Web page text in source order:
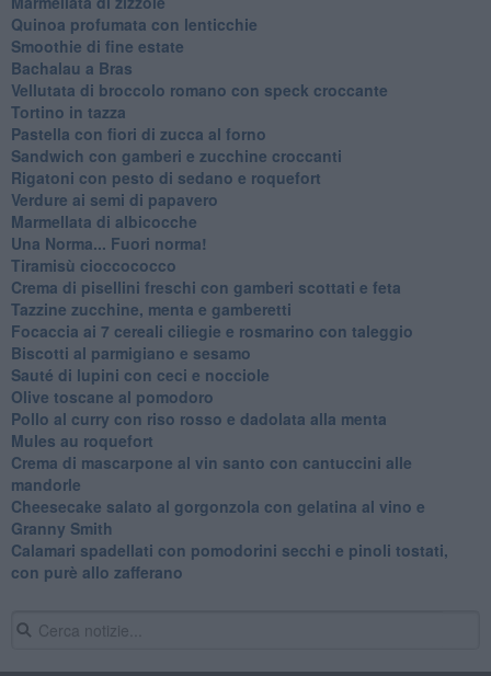
Quinoa profumata con lenticchie
Smoothie di fine estate
Bachalau a Bras
Vellutata di broccolo romano con speck croccante
Tortino in tazza
Pastella con fiori di zucca al forno
Sandwich con gamberi e zucchine croccanti
Rigatoni con pesto di sedano e roquefort
Verdure ai semi di papavero
Marmellata di albicocche
Una Norma... Fuori norma!
Tiramisù cioccococco
Crema di pisellini freschi con gamberi scottati e feta
Tazzine zucchine, menta e gamberetti
Focaccia ai 7 cereali ciliegie e rosmarino con taleggio
Biscotti al parmigiano e sesamo
Sauté di lupini con ceci e nocciole
Olive toscane al pomodoro
Pollo al curry con riso rosso e dadolata alla menta
Mules au roquefort
Crema di mascarpone al vin santo con cantuccini alle
mandorle
Cheesecake salato al gorgonzola con gelatina al vino e
Granny Smith
Calamari spadellati con pomodorini secchi e pinoli tostati,
con purè allo zafferano